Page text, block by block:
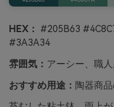
HEX： #205B63
#3A3A34
雰囲気： アーシー、職
おすすめ用途： 陶器商